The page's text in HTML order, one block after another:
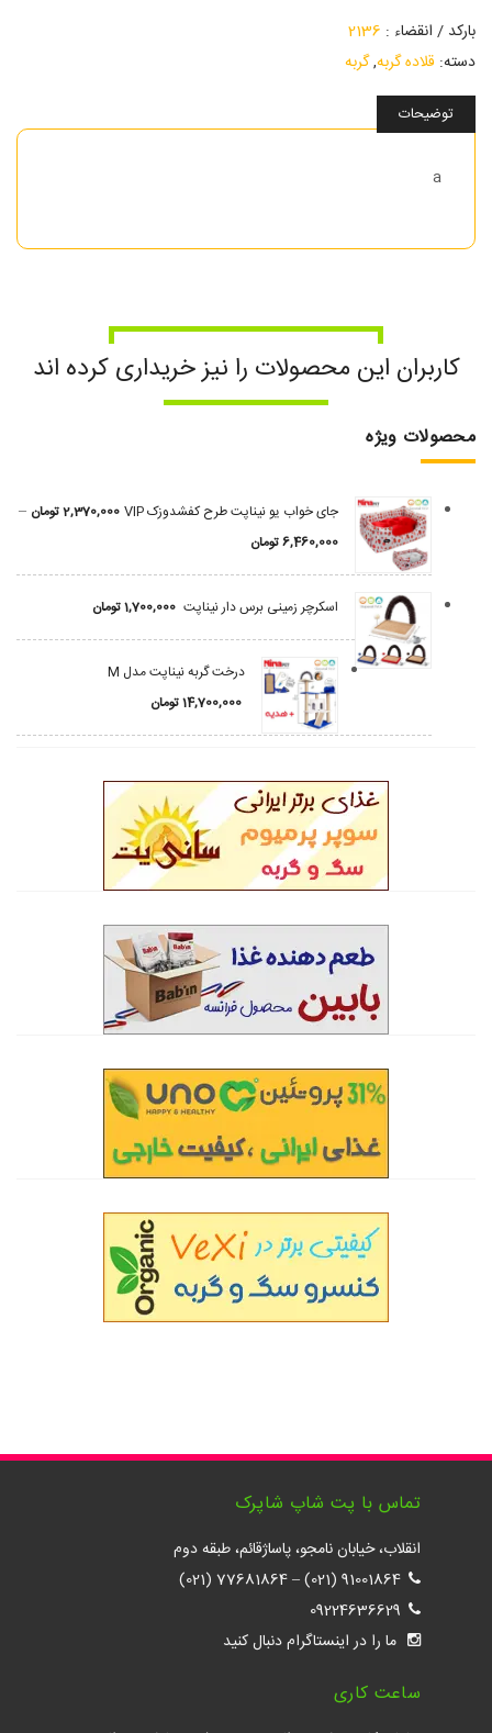
بارکد / انقضاء : 2136
دسته: قلاده گربه,گربه
توضیحات
a
کاربران این محصولات را نیز خریداری کرده اند
محصولات ویژه
جای خواب یو نیناپت طرح کفشدوزک VIP 2,370,000تومان –
6,460,000تومان
اسکرچر زمینی برس دار نیناپت 1,700,000تومان
درخت گربه نیناپت مدل M
14,700,000تومان
تماس با پت شاپ شاپرک
انقلاب، خیابان نامجو، پاساژقائم، طبقه دوم
91001864 (021)
–
77681864 (021)
09224636629
ما را در اینستاگرام دنبال کنید
ساعت کاری